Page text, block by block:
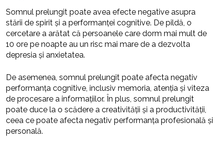
Somnul prelungit poate avea efecte negative asupra
stării de spirit și a performanței cognitive. De pildă, o
cercetare a arătat că persoanele care dorm mai mult de
10 ore pe noapte au un risc mai mare de a dezvolta
depresia și anxietatea.
De asemenea, somnul prelungit poate afecta negativ
performanța cognitive, inclusiv memoria, atenția și viteza
de procesare a informațiilor. În plus, somnul prelungit
poate duce la o scădere a creativității și a productivității,
ceea ce poate afecta negativ performanța profesională și
personală.